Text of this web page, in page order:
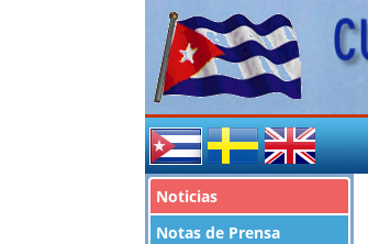
Noticias
Notas de Prensa